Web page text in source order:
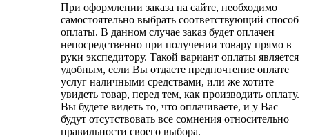
При оформлении заказа на сайте, необходимо
самостоятельно выбрать соответствующий способ
оплаты. В данном случае заказ будет оплачен
непосредственно при получении товару прямо в
руки экспедитору. Такой вариант оплаты является
удобным, если Вы отдаете предпочтение оплате
услуг наличными средствами, или же хотите
увидеть товар, перед тем, как производить оплату.
Вы будете видеть то, что оплачиваете, и у Вас
будут отсутствовать все сомнения относительно
правильности своего выбора.